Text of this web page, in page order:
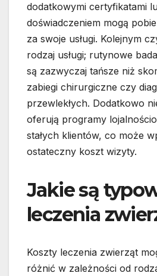
dodatkowymi certyfikatami
doświadczeniem mogą
za swoje usługi. Kolejnym
rodzaj usługi; rutynowe
są zazwyczaj tańsze niż
zabiegi chirurgiczne czy
przewlekłych. Dodatkowo
oferują programy
stałych klientów, co może
ostateczny koszt wizyty.
Jakie są
leczenia
Koszty leczenia zwierząt
różnić w zależności od